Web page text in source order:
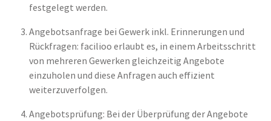
festgelegt werden.
Angebotsanfrage bei Gewerk inkl. Erinnerungen und
Rückfragen: facilioo erlaubt es, in einem Arbeitsschritt
von mehreren Gewerken gleichzeitig Angebote
einzuholen und diese Anfragen auch effizient
weiterzuverfolgen.
Angebotsprüfung: Bei der Überprüfung der Angebote